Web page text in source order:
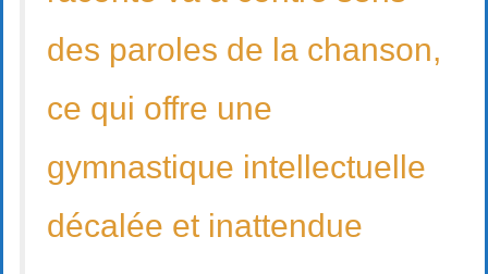
des paroles de la chanson,
ce qui offre une
gymnastique intellectuelle
décalée et inattendue